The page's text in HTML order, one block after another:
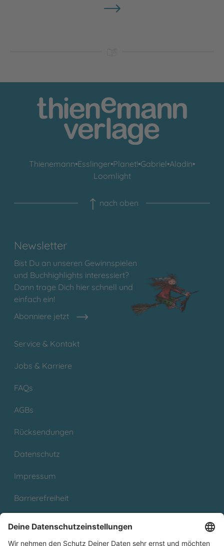
Thienemann•Esslinger•Planet!•Gabriel•Aladin•
Loomlight
nach oben
Newsletter
Bist Du an unseren Gewinnspielen
und Buchhighlights interessiert?
Dann trage Dich hier schnell und
einfach ein!
Abonniere jetzt
Service & Kontakt
Jobs & Karriere
FAQs
AGBs
Rücksendungen
Datenschutz
Impressum
Barrierefreiheit
Partnerprogramm (Affiliate)